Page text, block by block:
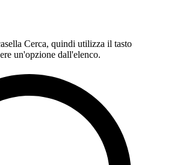
Cerca, quindi utilizza il tasto
un'opzione dall'elenco.